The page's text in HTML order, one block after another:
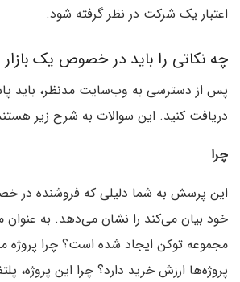
اعتبار یک شرکت در نظر گرفته شود.
چه نکاتی را باید در خصوص یک بازار
پس از دسترسی به وب‌سایت مدنظر، باید
دریافت کنید. این سوالات به شرح زیر
چرا
خود بیان می‌کند را نشان می‌دهد. به عنوان
مجموعه توکن ایجاد شده است؟ چرا پروژه
پروژه‌ها ارزش خرید دارد؟ چرا این پروژه،